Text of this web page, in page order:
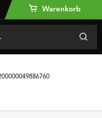
Warenkorb